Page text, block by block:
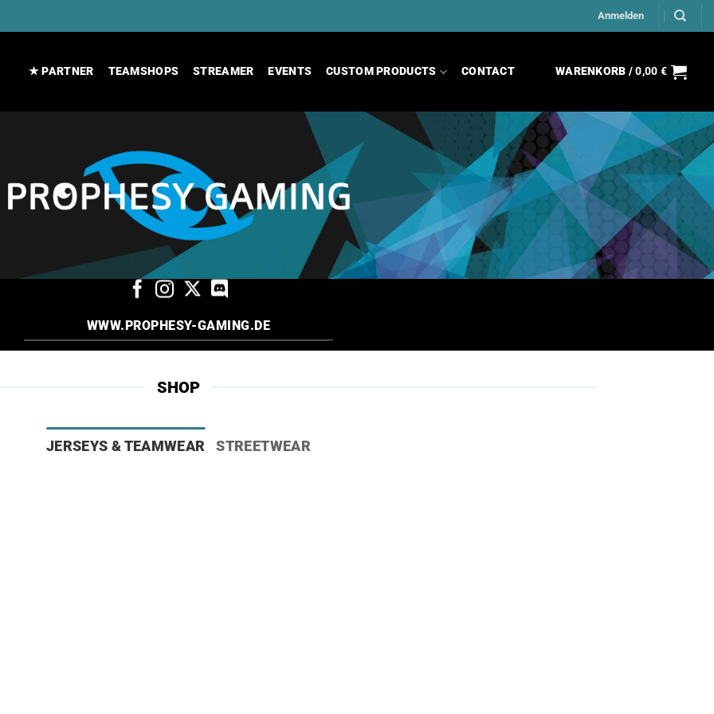
Anmelden
★ PARTNER TEAMSHOPS STREAMER EVENTS CUSTOM PRODUCTS CONTACT WARENKORB /0,00 €
WWW.PROPHESY-GAMING.DE
SHOP
JERSEYS & TEAMWEAR STREETWEAR